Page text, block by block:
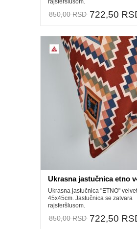
rajsferšlusom.
850,00 RSD 722,50
Ukrasna jastučnica etno
Ukrasna jastučnica "ETNO"
45x45cm. Jastučnica se zatvara
rajsferšlusom.
850,00 RSD 722,50